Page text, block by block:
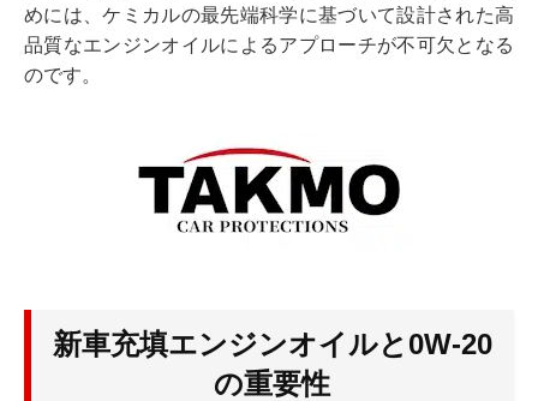
めには、ケミカルの最先端科学に基づいて設計された高
品質なエンジンオイルによるアプローチが不可欠となる
のです。
新車充填エンジンオイルと0W-20
の重要性